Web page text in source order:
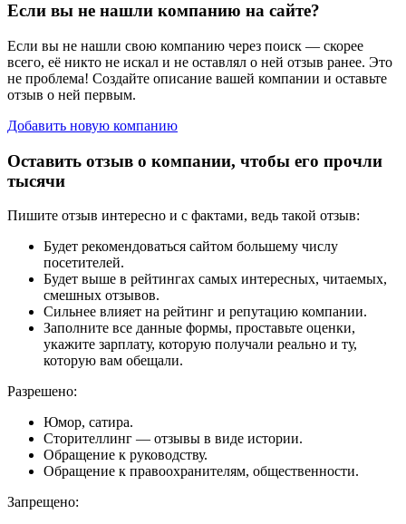
Если вы не нашли компанию на сайте?
Если вы не нашли свою компанию через поиск — скорее
всего, её никто не искал и не оставлял о ней отзыв ранее. Это
не проблема! Создайте описание вашей компании и оставьте
отзыв о ней первым.
Добавить новую компанию
Оставить отзыв о компании, чтобы его прочли
тысячи
Пишите отзыв интересно и с фактами, ведь такой отзыв:
Будет рекомендоваться сайтом большему числу
посетителей.
Будет выше в рейтингах самых интересных, читаемых,
смешных отзывов.
Сильнее влияет на рейтинг и репутацию компании.
Заполните все данные формы, проставьте оценки,
укажите зарплату, которую получали реально и ту,
которую вам обещали.
Разрешено:
Юмор, сатира.
Сторителлинг — отзывы в виде истории.
Обращение к руководству.
Обращение к правоохранителям, общественности.
Запрещено: